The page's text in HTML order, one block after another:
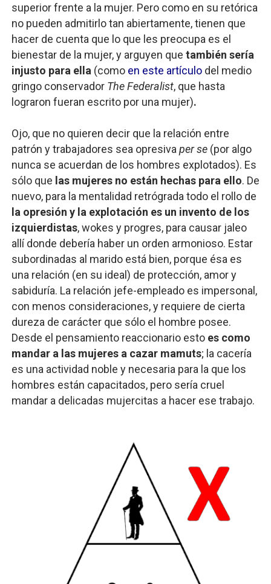
superior frente a la mujer. Pero como en su retórica
no pueden admitirlo tan abiertamente, tienen que
hacer de cuenta que lo que les preocupa es el
bienestar de la mujer, y arguyen que también sería
injusto para ella (como en este artículodel medio
gringo conservador The Federalist, que hasta
lograron fueran escrito por una mujer).
Ojo, que no quieren decir que la relación entre
patrón y trabajadores sea opresiva per se (por algo
nunca se acuerdan de los hombres explotados). Es
sólo que las mujeres no están hechas para ello. De
nuevo, para la mentalidad retrógrada todo el rollo de
la opresión y la explotación es un invento de los
izquierdistas, wokes y progres, para causar jaleo
allí donde debería haber un orden armonioso. Estar
subordinadas al marido está bien, porque ésa es
una relación (en su ideal) de protección, amor y
sabiduría. La relación jefe-empleado es impersonal,
con menos consideraciones, y requiere de cierta
dureza de carácter que sólo el hombre posee.
Desde el pensamiento reaccionario esto es como
mandar a las mujeres a cazar mamuts; la cacería
es una actividad noble y necesaria para la que los
hombres están capacitados, pero sería cruel
mandar a delicadas mujercitas a hacer ese trabajo.